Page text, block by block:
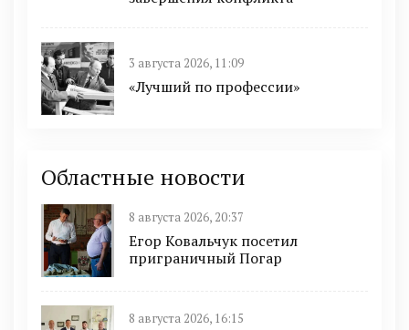
3 августа 2026, 11:09
«Лучший по профессии»
Областные новости
8 августа 2026, 20:37
Егор Ковальчук посетил
приграничный Погар
8 августа 2026, 16:15